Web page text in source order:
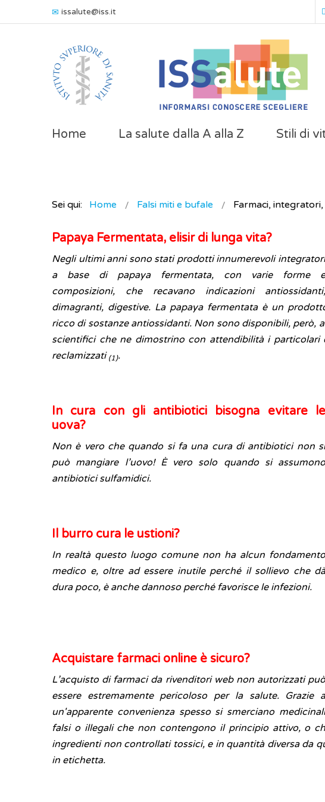
issalute@iss.it
Home La salute dalla A alla Z Stili di
Sei qui: Home Falsi miti e bufale Farmaci,
Papaya Fermentata, elisir di lunga vita?
Negli ultimi anni sono stati prodotti innumerevoli integratori
a base di papaya fermentata, con varie forme e
composizioni, che recavano indicazioni antiossidanti,
dimagranti, digestive. La papaya fermentata è un
ricco di sostanze antiossidanti. Non sono disponibili, però,
scientifici che ne dimostrino con attendibilità i particolari
reclamizzati (1).
In cura con gli antibiotici bisogna evitare le
uova?
Non è vero che quando si fa una cura di antibiotici non si
può mangiare l’uovo! È vero solo quando si assumono
antibiotici sulfamidici.
Il burro cura le ustioni?
In realtà questo luogo comune non ha alcun fondamento
medico e, oltre ad essere inutile perché il sollievo che dà
dura poco, è anche dannoso perché favorisce le infezioni.
Acquistare farmaci online è sicuro?
L’acquisto di farmaci da rivenditori web non autorizzati può
essere estremamente pericoloso per la salute. Grazie a
un'apparente convenienza spesso si smerciano medicinali
falsi o illegali che non contengono il principio attivo, o
ingredienti non controllati tossici, e in quantità diversa da
in etichetta.